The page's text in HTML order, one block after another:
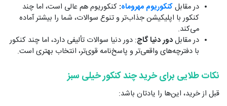
در مقابلکنکوریوم مهروماه: کنکوریوم هم عالی است، اما چند
کنکور با اپلیکیشن جذاب‌تر و تنوع سوالات، شما را بیشتر آماده
می‌کند.
در مقابلدور دنیا گاج: دور دنیا سوالات تألیفی دارد، اما چند کنکور
با دفترچه‌های واقعی‌تر و پاسخ‌نامه قوی‌تر، انتخاب بهتری است.
نکات طلایی برای خرید چند کنکور خیلی سبز
قبل از خرید، این‌ها را یادتان باشد: